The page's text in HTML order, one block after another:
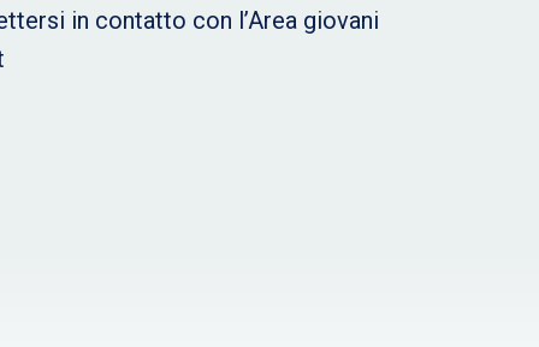
in contatto con l’Area giovani